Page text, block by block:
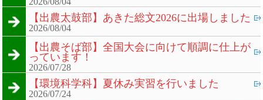
【出農太鼓部】あきた総文2026に出場しました
2026/08/04
【出農そば部】全国大会に向けて順調に仕上が
っています！
2026/07/28
【環境科学科】夏休み実習を行いました
2026/07/24